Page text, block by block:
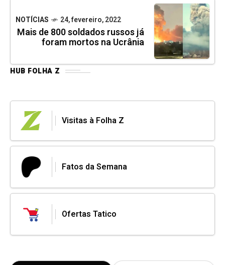
NOTÍCIAS 24, fevereiro, 2022
Mais de 800 soldados russos já
foram mortos na Ucrânia
HUB FOLHA Z
Visitas à Folha Z
Fatos da Semana
Ofertas Tatico